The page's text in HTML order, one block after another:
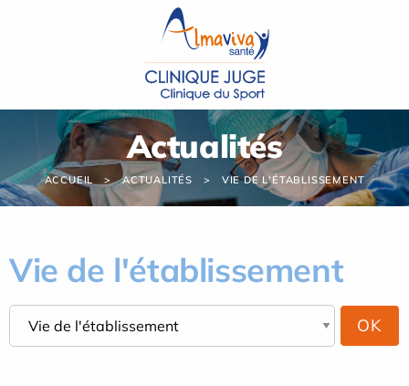
Actualités
ACCUEIL ACTUALITÉS VIE DE L'ÉTABLISSEMENT
Vie de l'établissement
Panneau de gestion des cookies